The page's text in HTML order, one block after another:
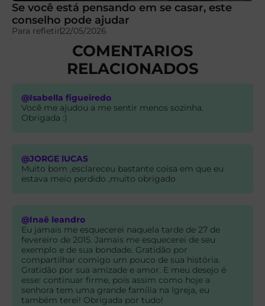
Se você está pensando em se casar, este
conselho pode ajudar
Para refletir22/05/2026
COMENTARIOS
RELACIONADOS
@Isabella figueiredo
Você me ajudou a me sentir menos sozinha.
Obrigada :)
@JORGE lUCAS
Muito bom ,esclareceu bastante coisa em que eu
estava meio perdido ,muito obrigado
@Inaê leandro
Eu jamais me esquecerei naquela tarde de 27 de
fevereiro de 2015. Jamais me esquecerei de seu
exemplo e de sua bondade. Gratidão por
compartilhar comigo um pouco de sua história.
Gratidão por sua amizade e amor. E meu desejo é
esse: continuar firme, pois assim como hoje a
senhora tem uma grande família na Igreja, eu
também terei! Obrigada por tudo!